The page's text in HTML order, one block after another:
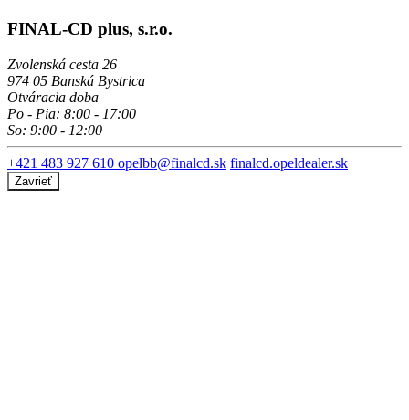
FINAL-CD plus, s.r.o.
Zvolenská cesta 26
974 05 Banská Bystrica
Otváracia doba
Po - Pia: 8:00 - 17:00
So: 9:00 - 12:00
+421 483 927 610 opelbb@finalcd.sk finalcd.opeldealer.sk
Zavrieť